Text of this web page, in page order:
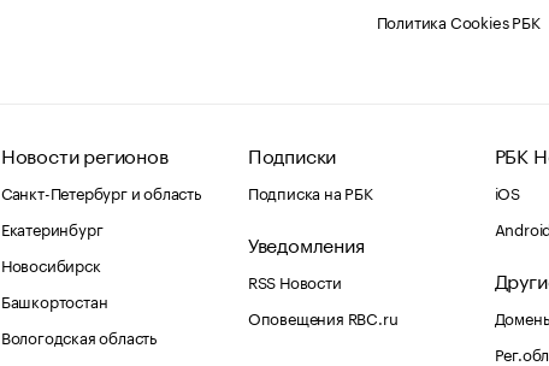
Политика Cookies РБК
Новости регионов
Санкт-Петербург и область
Екатеринбург
Новосибирск
Башкортостан
Вологодская область
Подписки
Подписка на РБК
Уведомления
RSS Новости
Оповещения RBC.ru
РБК
iOS